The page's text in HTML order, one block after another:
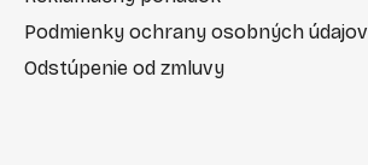
Podmienky ochrany osobných údajov
Odstúpenie od zmluvy